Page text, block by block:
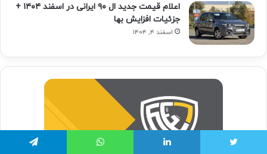
اعلام قیمت جدید ال ۹۰ ایرانی در اسفند ۱۴۰۴ +
جزئیات افزایش بها
اسفند ۴, ۱۴۰۴